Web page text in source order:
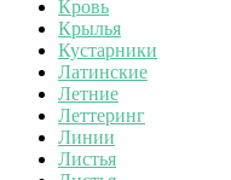
Кровь
Крылья
Кустарники
Латинские
Летние
Леттеринг
Линии
Листья